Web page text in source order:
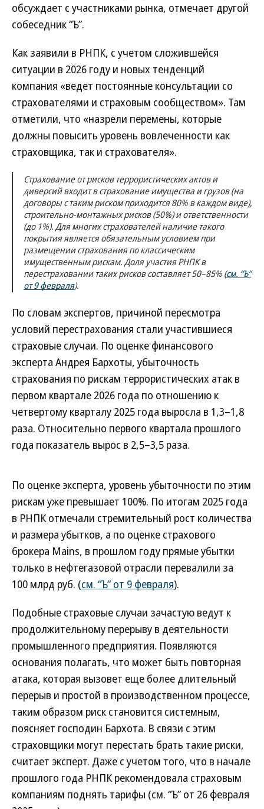
обсуждает с участниками рынка, отмечает другой
собеседник “Ъ”.
Как заявили в РНПК, с учетом сложившейся
ситуации в 2026 году и новых тенденций
компания «ведет постоянные консультации со
страхователями и страховым сообществом». Там
отметили, что «назрели перемены, которые
должны повысить уровень вовлеченности как
страховщика, так и страхователя».
Страхование от рисков террористических актов и
диверсий входит в страхование имущества и грузов (на
договоры с таким риском приходится 80% в каждом виде),
строительно-монтажных рисков (50%) и ответственности
(до 1%). Для многих страхователей наличие такого
покрытия является обязательным условием при
размещении страхования по классическим
имущественным рискам. Доля участия РНПК в
перестраховании таких рисков составляет 50–85% (см. “Ъ”
от 9 февраля).
По словам экспертов, причиной пересмотра
условий перестрахования стали участившиеся
страховые случаи. По оценке финансового
эксперта Андрея Бархоты, убыточность
страхования по рискам террористических атак в
первом квартале 2026 года по отношению к
четвертому кварталу 2025 года выросла в 1,3–1,8
раза. Относительно первого квартала прошлого
года показатель вырос в 2,5–3,5 раза.
По оценке эксперта, уровень убыточности по этим
рискам уже превышает 100%. По итогам 2025 года
в РНПК отмечали стремительный рост количества
и размера убытков, а по оценке страхового
брокера Mains, в прошлом году прямые убытки
только в нефтегазовой отрасли перевалили за
100 млрд руб. (см. “Ъ” от 9 февраля).
Подобные страховые случаи зачастую ведут к
продолжительному перерыву в деятельности
промышленного предприятия. Появляются
основания полагать, что может быть повторная
атака, которая вызовет еще более длительный
перерыв и простой в производственном процессе,
таким образом риск становится системным,
поясняет господин Бархота. В связи с этим
страховщики могут перестать брать такие риски,
считает эксперт. Даже с учетом того, что в начале
прошлого года РНПК рекомендовала страховым
компаниям поднять тарифы (см. “Ъ” от 26 февраля